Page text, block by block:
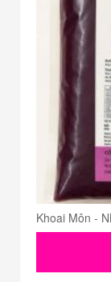
Khoai Môn -